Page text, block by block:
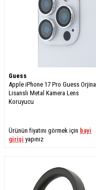
Guess
Apple iPhone 17 Pro Guess Orjinal
Lisanslı Metal Kamera Lens
Koruyucu
Ürünün fiyatını görmek için bayi
girişi yapınız